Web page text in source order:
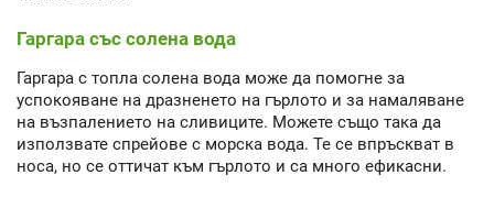
Гаргара със солена вода
Гаргара с топла солена вода може да помогне за
успокояване на дразненето на гърлото и за намаляване
на възпалението на сливиците. Можете също така да
използвате спрейове с морска вода. Те се впръскват в
носа, но се оттичат към гърлото и са много ефикасни.